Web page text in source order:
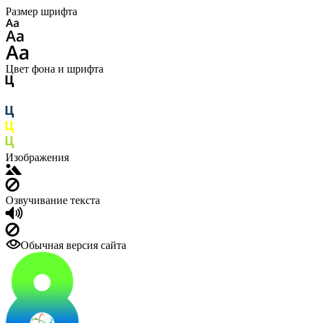
Размер шрифта
Цвет фона и шрифта
Изображения
Озвучивание текста
Обычная версия сайта